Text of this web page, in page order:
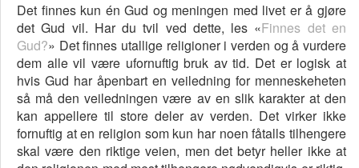
Det finnes kun én Gud og meningen med livet er å gjøre
det Gud vil. Har du tvil ved dette, les «Finnes det en
Gud?» Det finnes utallige religioner i verden og å vurdere
dem alle vil være ufornuftig bruk av tid. Det er logisk at
hvis Gud har åpenbart en veiledning for menneskeheten
så må den veiledningen være av en slik karakter at den
kan appellere til store deler av verden. Det virker ikke
fornuftig at en religion som kun har noen fåtalls tilhengere
skal være den riktige veien, men det betyr heller ikke at